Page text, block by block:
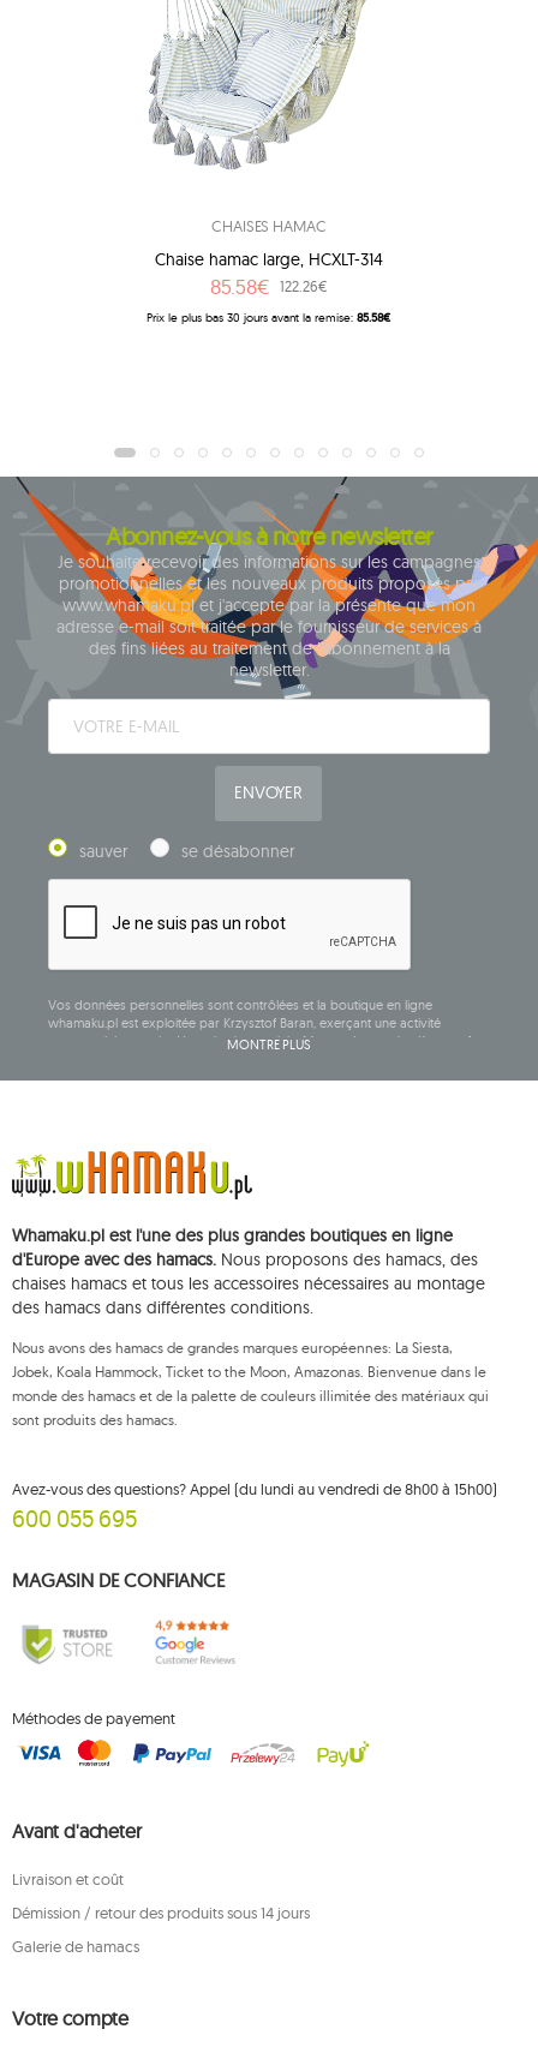
CHAISES HAMAC
Chaise hamac large, HCXLT-314
85.58€ 122.26€
Prix ​​le plus bas 30 jours avant la remise:85.58€
Abonnez-vous à notre newsletter
Je souhaite recevoir des informations sur les campagnes
promotionnelles et les nouveaux produits proposés par
www.whamaku.pl et j'accepte par la présente que mon
adresse e-mail soit traitée par le fournisseur de services à
des fins liées au traitement de l'abonnement à la
newsletter.
ENVOYER
sauver se désabonner
Vos données personnelles sont contrôlées et la boutique en ligne
whamaku.pl est exploitée par Krzysztof Baran, exerçant une activité
commerciale sous la dénomination sociale: Mouton Interactive Krzysztof
conservées jusqu'à votre désinscription.
Vous avez le droit d'accéder, de rectifier, de supprimer, de limiter le
traitement et de vous opposer au traitement de vos données personnelles,
compétente, une réclamation concernant le traitement de ces données et
de retirer, à tout moment, votre consentement au traitement de vos
données personnelles, un tel retrait n'affectant pas la légalité du traitement
effectué antérieurement. Pour exercer l'un des droits susmentionnés,
veuillez contacter le service client de Mouton Interactive par e-mail, ou par
Pour plus d'informations, veuillez visiter: www.mouton.pl/ODO
MONTRE PLUS
Whamaku.pl est l'une des plus grandes boutiques en ligne
d'Europe avec des hamacs. Nous proposons des hamacs, des
chaises hamacs et tous les accessoires nécessaires au montage
des hamacs dans différentes conditions.
Nous avons des hamacs de grandes marques européennes: La Siesta,
Jobek, Koala Hammock, Ticket to the Moon, Amazonas. Bienvenue dans le
monde des hamacs et de la palette de couleurs illimitée des matériaux qui
sont produits des hamacs.
Avez-vous des questions? Appel (du lundi au vendredi de 8h00 à 15h00)
600 055 695
MAGASIN DE CONFIANCE
Méthodes de payement
Avant d'acheter
Livraison et coût
Démission / retour des produits sous 14 jours
Galerie de hamacs
Votre compte